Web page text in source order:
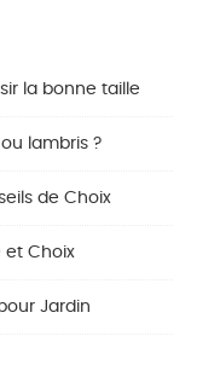
la bonne taille
lambris ?
de Choix
et Choix
Jardin